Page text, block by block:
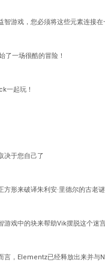
游戏，您必须将这些元素连接在
了一场很酷的冒险！
一起玩！
决于您自己了
形来破译朱利安·里德尔的古老谜
戏中的块来帮助Vik摆脱这个迷宫
言，Elementz已经释放出来并与